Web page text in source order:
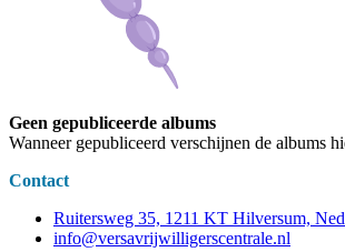
Geen gepubliceerde albums
Wanneer gepubliceerd verschijnen de albums
Contact
Ruitersweg 35, 1211 KT Hilversum,
info@versavrijwilligerscentrale.nl